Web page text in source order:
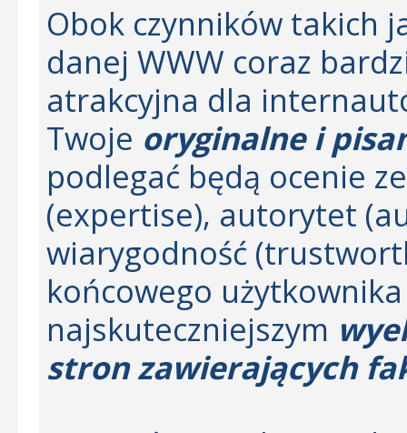
Obok czynników takich
danej WWW coraz
atrakcyjna dla
Twoje oryginalne i
podlegać będą ocenie
(expertise), autorytet
wiarygodność
końcowego
najskuteczniejszym
stron zawierających